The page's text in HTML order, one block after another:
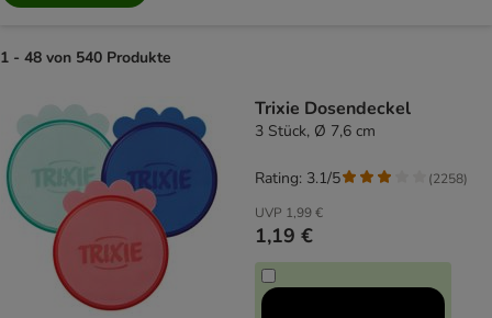
1 - 48 von 540 Produkte
Trixie Dosendeckel
3 Stück, Ø 7,6 cm
UVP 1,99 €
1,19 €
Rating: 3.1/5 (2258)